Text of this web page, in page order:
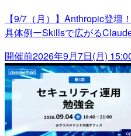
【9/7（月）】Anthropic登壇
具体例ーSkillsで広がる
開催前2026年9月7日(月)